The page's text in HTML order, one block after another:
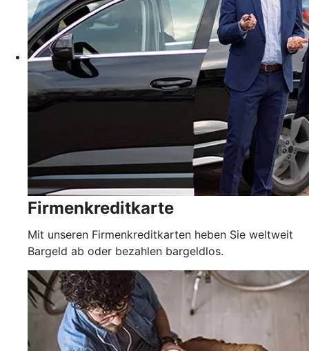
Firmenkreditkarte
Mit unseren Firmenkreditkarten heben Sie weltweit
Bargeld ab oder bezahlen bargeldlos.